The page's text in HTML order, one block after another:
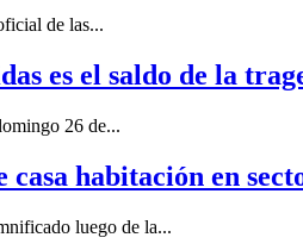
de las...
es el saldo de la
26 de...
casa habitación en
luego de la...